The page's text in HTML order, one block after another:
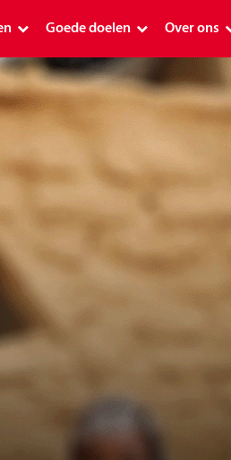
uitslagen
Loterij Miljoenenjacht
uitslagen
Goede doelen
Goede doelen
Alle goede doelen
Planetpostcode.nl
Aanvraag indienen
Over ons
Over ons
Onze
Over de
Laatste